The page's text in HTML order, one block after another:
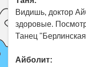
Видишь, доктор
здоровые.
Танец
Айболит: